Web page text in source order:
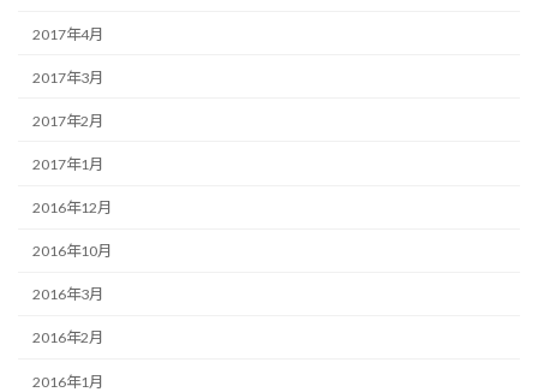
2017年4月
2017年3月
2017年2月
2017年1月
2016年12月
2016年10月
2016年3月
2016年2月
2016年1月